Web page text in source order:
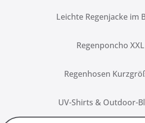
Leichte Regenjacke im
Regenponcho XXL
Regenhosen
UV-Shirts & Outdoor-